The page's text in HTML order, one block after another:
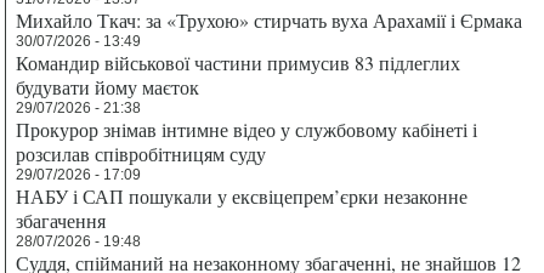
Михайло Ткач: за «Трухою» стирчать вуха Арахамії і Єрмака
30/07/2026 - 13:49
Командир військової частини примусив 83 підлеглих
будувати йому маєток
29/07/2026 - 21:38
Прокурор знімав інтимне відео у службовому кабінеті і
розсилав співробітницям суду
29/07/2026 - 17:09
НАБУ і САП пошукали у ексвіцепрем’єрки незаконне
збагачення
28/07/2026 - 19:48
Суддя, спійманий на незаконному збагаченні, не знайшов 12